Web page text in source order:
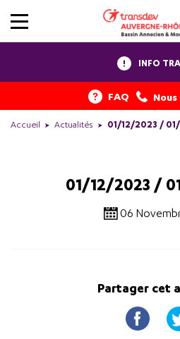
INFO
FAQ
Accueil Actualités 01/12/2023 /
01/12/2023 /
06
Partager cet